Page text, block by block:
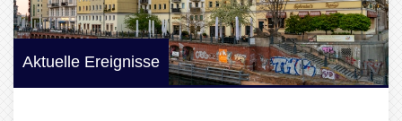
Aktuelle Ereignisse